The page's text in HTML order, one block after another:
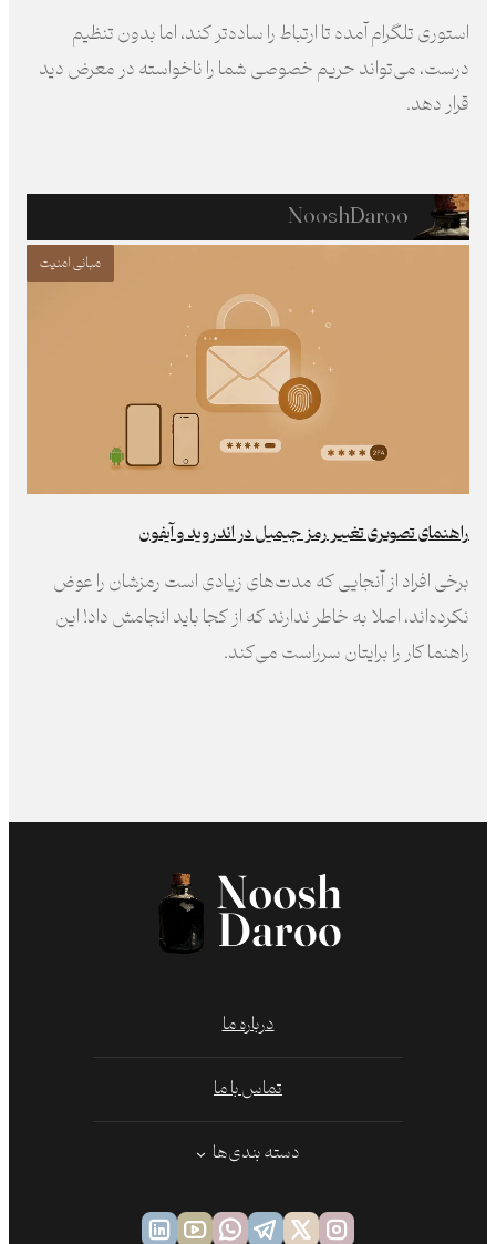
استوری تلگرام آمده تا ارتباط را ساده‌تر کند، اما بدون تنظیم
درست، می‌تواند حریم خصوصی شما را ناخواسته در معرض دید
قرار دهد.
NooshDaroo
مبانی امنیت
راهنمای تصویری تغییر رمز جیمیل در اندروید و آیفون
برخی افراد از آنجایی که مدت‌های زیادی است رمز‌شان را عوض
نکرده‌اند، اصلا به خاطر ندارند که از کجا باید انجامش داد! این
راهنما کار را برایتان سرراست می‌کند.
درباره ما
تماس با ما
دسته بندی‌ها